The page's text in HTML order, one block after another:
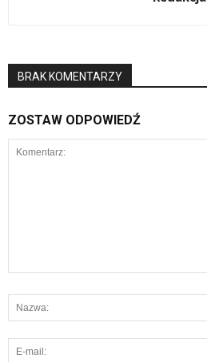
BRAK KOMENTARZY
ZOSTAW ODPOWIEDŹ